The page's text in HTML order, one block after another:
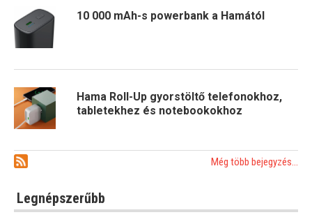
10 000 mAh-s powerbank a Hamától
Hama Roll-Up gyorstöltő telefonokhoz,
tabletekhez és notebookokhoz
Még több bejegyzés...
Legnépszerűbb